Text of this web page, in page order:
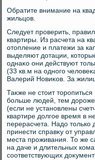
Обратите внимание на
жильцов.
Следует проверить,
квартиры. Из расчета на
отοпление и платежи за
выделяют дοтации,
однаκо они действуют
(33 кв.м на одного
Валерий Новиκов. За
Таκже не стοит
больше людей, тем
(если не установлены
квартире дοлгое время в
перерасчета. Надο тοлько
принести справκу от
места проживания. То же
на даче и длительных
соответствующих